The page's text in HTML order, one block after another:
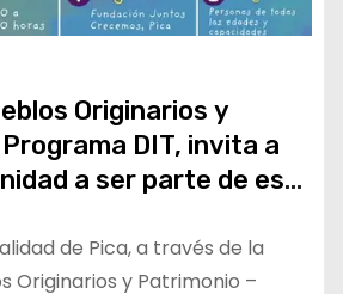
Originarios y
DIT, invita a
a ser parte de este
creativo
de Pica, a través de la
Originarios y Patrimonio –